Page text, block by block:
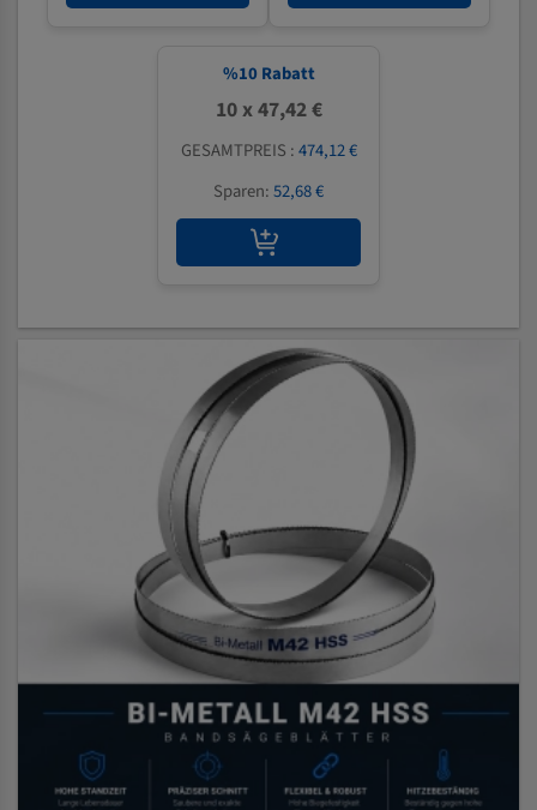
%10 Rabatt
10 x 47,42 €
GESAMTPREIS :474,12 €
Sparen:52,68 €